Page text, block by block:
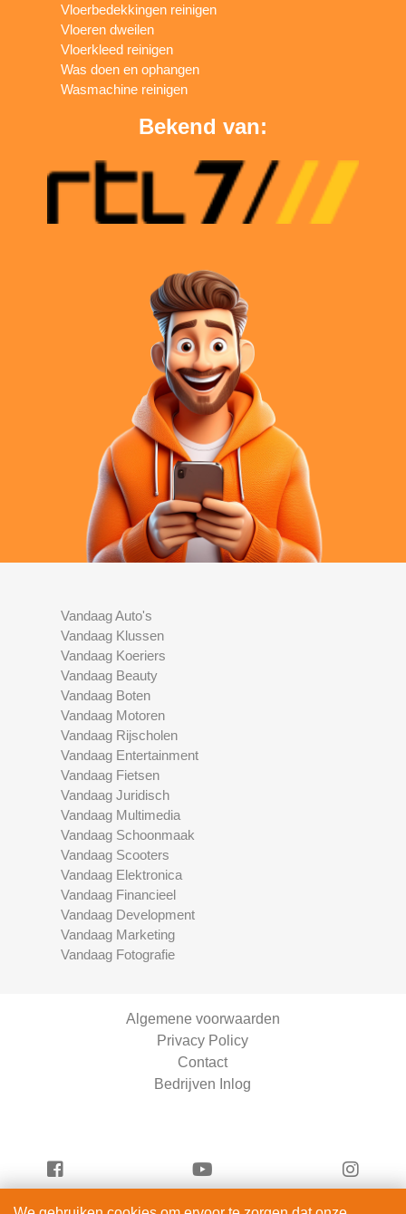
Vloerbedekkingen reinigen
Vloeren dweilen
Vloerkleed reinigen
Was doen en ophangen
Wasmachine reinigen
Bekend van:
Vandaag Auto's
Vandaag Klussen
Vandaag Koeriers
Vandaag Beauty
Vandaag Boten
Vandaag Motoren
Vandaag Rijscholen
Vandaag Entertainment
Vandaag Fietsen
Vandaag Juridisch
Vandaag Multimedia
Vandaag Schoonmaak
Vandaag Scooters
Vandaag Elektronica
Vandaag Financieel
Vandaag Development
Vandaag Marketing
Vandaag Fotografie
Algemene voorwaarden
Privacy Policy
Contact
Bedrijven Inlog